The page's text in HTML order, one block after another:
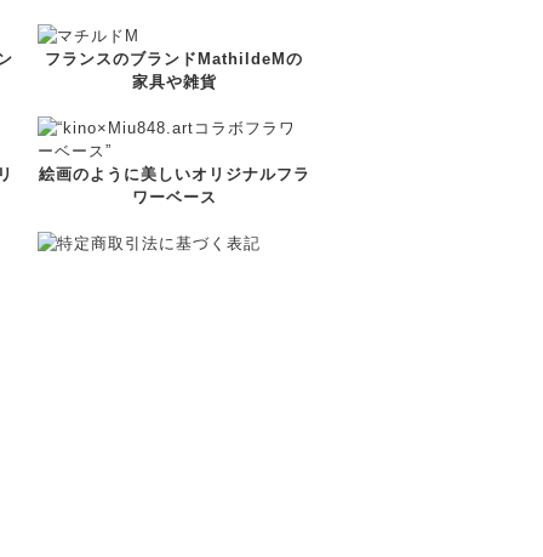
フランスのブランドMathildeMの
家具や雑貨
絵画のように美しいオリジナルフラ
ワーベース